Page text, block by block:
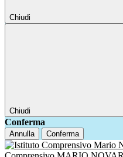
Chiudi
Chiudi
Conferma
Annulla Conferma